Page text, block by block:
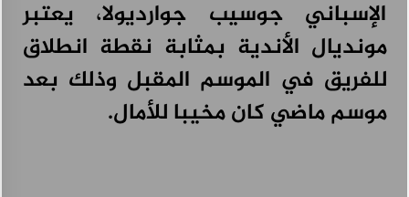
علامة CHERY تقدم دليلاً للقيادة خلال فصل الصيف،
أغسطس 3, 2026
الإسباني جوسيب جوارديولا، يعتبر
مونديال الأندية بمثابة نقطة انطلاق
للفريق في الموسم المقبل وذلك بعد
موسم ماضي كان مخيبا للأمال.